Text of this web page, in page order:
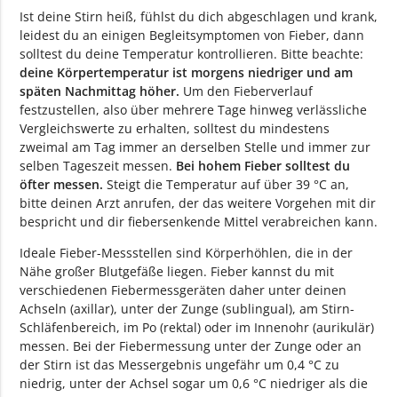
Ist deine Stirn heiß, fühlst du dich abgeschlagen und krank,
leidest du an einigen Begleitsymptomen von Fieber, dann
solltest du deine Temperatur kontrollieren. Bitte beachte:
deine Körpertemperatur ist morgens niedriger und am
späten Nachmittag höher. Um den Fieberverlauf
festzustellen, also über mehrere Tage hinweg verlässliche
Vergleichswerte zu erhalten, solltest du mindestens
zweimal am Tag immer an derselben Stelle und immer zur
selben Tageszeit messen. Bei hohem Fieber solltest du
öfter messen. Steigt die Temperatur auf über 39 °C an,
bitte deinen Arzt anrufen, der das weitere Vorgehen mit dir
bespricht und dir fiebersenkende Mittel verabreichen kann.
Ideale Fieber-Messstellen sind Körperhöhlen, die in der
Nähe großer Blutgefäße liegen. Fieber kannst du mit
verschiedenen Fiebermessgeräten daher unter deinen
Achseln (axillar), unter der Zunge (sublingual), am Stirn-
Schläfenbereich, im Po (rektal) oder im Innenohr (aurikulär)
messen. Bei der Fiebermessung unter der Zunge oder an
der Stirn ist das Messergebnis ungefähr um 0,4 °C zu
niedrig, unter der Achsel sogar um 0,6 °C niedriger als die